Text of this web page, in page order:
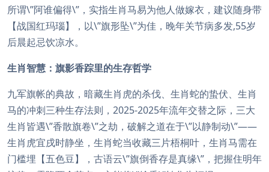
所谓\”阿谁偏得\”，实指生肖马易为他人做嫁衣，建议随身带
【战国红玛瑙】，以\”旗形坠\”为佳，晚年关节病多发,55岁
后晨起忌饮凉水。
生肖智慧：旗影香踪里的生存哲学
九军旗帐的典故，暗藏生肖虎的杀伐、生肖蛇的蛰伏、生肖
马的冲刺三种生存法则，2025-2025年流年交替之际，三大
生肖皆遇\”香散旗卷\”之劫，破解之道在于\”以静制动\”——
生肖虎宜戌时静坐，生肖蛇当收藏三片梧桐叶，生肖马需在
门槛埋【五色豆】，古语云\”旗倒香存是真缘\”，把握住明年